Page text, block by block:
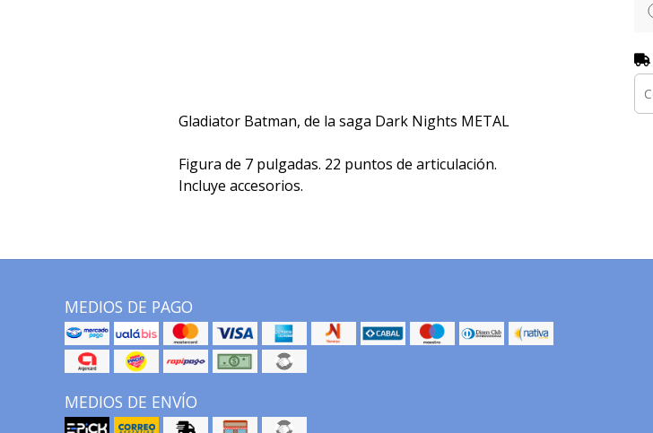
Gladiator Batman, de la saga Dark Nights METAL
Figura de 7 pulgadas. 22 puntos de articulación.
Incluye accesorios.
MEDIOS DE PAGO
MEDIOS DE ENVÍO